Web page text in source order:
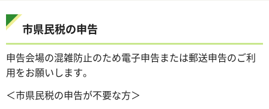
市県民税の申告
申告会場の混雑防止のため電子申告または郵送申告のご利
用をお願いします。
＜市県民税の申告が不要な方＞